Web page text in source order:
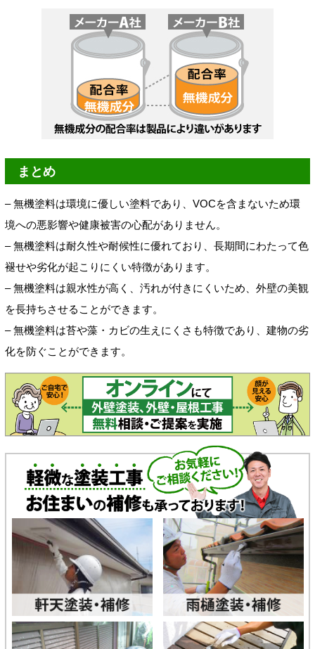
まとめ
– 無機塗料は環境に優しい塗料であり、VOCを含まないため環
境への悪影響や健康被害の心配がありません。
– 無機塗料は耐久性や耐候性に優れており、長期間にわたって色
褪せや劣化が起こりにくい特徴があります。
– 無機塗料は親水性が高く、汚れが付きにくいため、外壁の美観
を長持ちさせることができます。
– 無機塗料は苔や藻・カビの生えにくさも特徴であり、建物の劣
化を防ぐことができます。